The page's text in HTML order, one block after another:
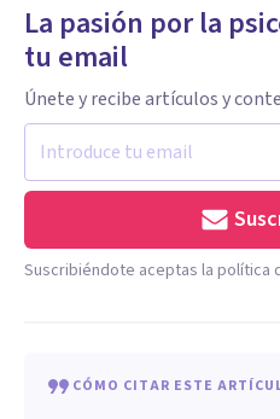
La pasión por la
tu email
Únete y recibe artículos y
Suscribiéndote aceptas la política
CÓMO CITAR ESTE